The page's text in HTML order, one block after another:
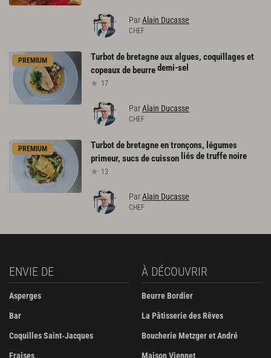
ParAlain Ducasse
CHEF
PREMIUM
Turbot de bretagne aux algues, coquillages et
copeaux de beurredemi-sel
17
ParAlain Ducasse
CHEF
PREMIUM
Turbot de bretagne en tronçons, légumes
primeur, sucs de cuisson liés de truffe noire
13
ParAlain Ducasse
CHEF
ENVIE DE
Asperges
Bar
Coquilles Saint-Jacques
Fraises
À DÉCOUVRIR
Beurre Bordier
La Pâtisserie des Rêves
Boucherie Metzger et André
Maison Viennet